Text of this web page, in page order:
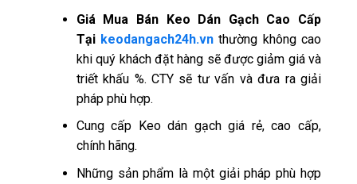
Giá Mua Bán Keo Dán Gạch Cao Cấp
Tại keodangach24h.vn thường không cao
khi quý khách đặt hàng sẽ được giảm giá và
triết khấu %. CTY sẽ tư vấn và đưa ra giải
pháp phù hợp.
Cung cấp Keo dán gạch giá rẻ, cao cấp,
chính hãng.
Những sản phẩm là một giải pháp phù hợp